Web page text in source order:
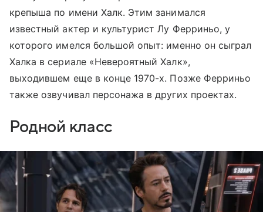
крепыша по имени Халк. Этим занимался
известный актер и культурист Лу Ферриньо, у
которого имелся большой опыт: именно он сыграл
Халка в сериале «Невероятный Халк»,
выходившем еще в конце 1970-х. Позже Ферриньо
также озвучивал персонажа в других проектах.
Родной класс